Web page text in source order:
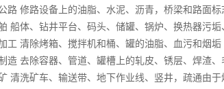
修路设备上的油脂、水泥、沥青，桥梁和路面标
、钻井平台、码头、储罐、锅炉、换热器污垢
清除烤箱、搅拌机和桶、罐的油脂、血污和烟垢
去除容器、管道、罐槽上的轧皮、锈层、焊渣、
矿车、输送带、地下作业线、竖井，疏通由于